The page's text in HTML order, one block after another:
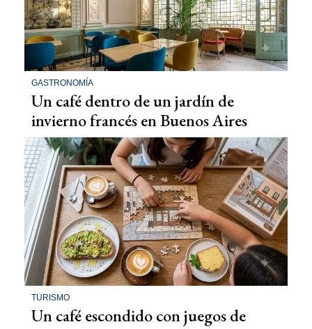
GASTRONOMÍA
Un café dentro de un jardín de
invierno francés en Buenos Aires
TURISMO
Un café escondido con juegos de